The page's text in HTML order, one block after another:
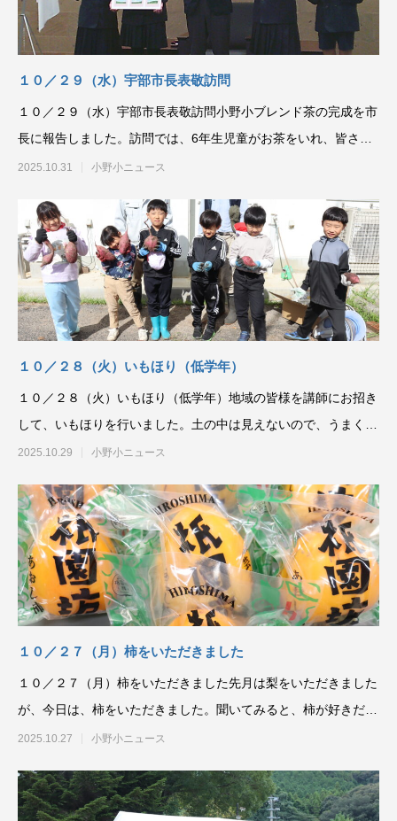
１０／２９（水）宇部市長表敬訪問
１０／２９（水）宇部市長表敬訪問小野小ブレンド茶の完成を市
長に報告しました。訪問では、6年生児童がお茶をいれ、皆さん
に楽しんでいただきま
2025.10.31 小野小ニュース
１０／２８（火）いもほり（低学年）
１０／２８（火）いもほり（低学年）地域の皆様を講師にお招き
して、いもほりを行いました。土の中は見えないので、うまく育
っているか、みんなど
2025.10.29 小野小ニュース
１０／２７（月）柿をいただきました
１０／２７（月）柿をいただきました先月は梨をいただきました
が、今日は、柿をいただきました。聞いてみると、柿が好きだと
いう児童が大半でした
2025.10.27 小野小ニュース